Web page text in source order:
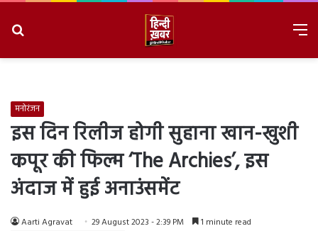
मनोरंजन
इस दिन रिलीज होगी सुहाना खान-खुशी
कपूर की फिल्म ‘The Archies’, इस
अंदाज में हुई अनाउंसमेंट
Aarti Agravat 29 August 2023 - 2:39 PM 1 minute read